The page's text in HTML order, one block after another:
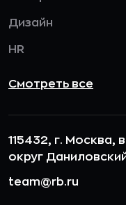
Дизайн
HR
Смотреть все
115432, г. Москва,
округ
team@rb.ru